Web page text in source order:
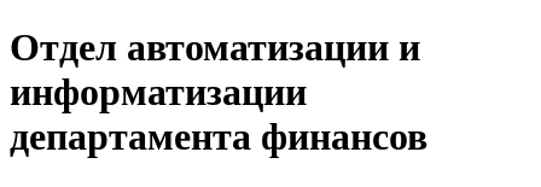
Отдел автоматизации и
информатизации
департамента финансов